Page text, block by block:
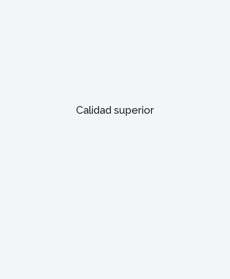
Calidad superior